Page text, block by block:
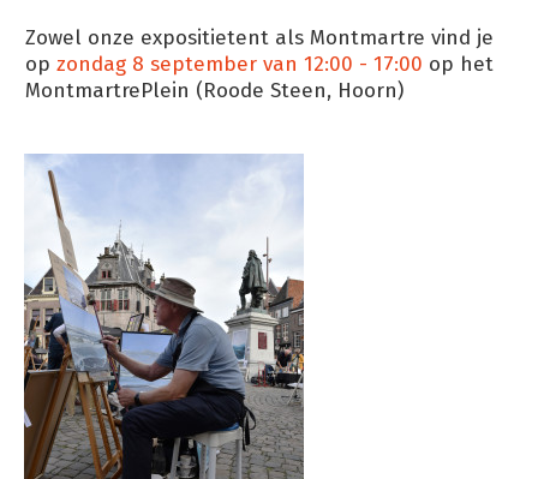
Zowel onze expositietent als Montmartre vind je
op zondag 8 september van 12:00 - 17:00 op het
MontmartrePlein (Roode Steen, Hoorn)